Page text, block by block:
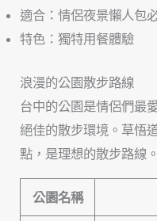
適合：情侶夜景懶人包
特色：獨特用餐體驗
浪漫的公園散步路線
台中的公園是情侶們最
絕佳的散步環境。草悟
點，是理想的散步路線。
公園名稱